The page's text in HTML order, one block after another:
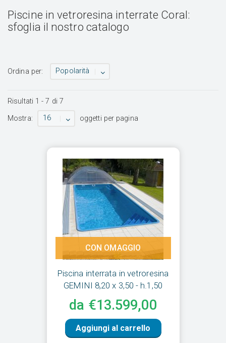
Piscine in vetroresina interrate Coral:
sfoglia il nostro catalogo
Ordina per: Popolarità
Risultati 1 -7 di 7
Mostra:
16 oggetti per pagina
Piscina interrata in vetroresina
GEMINI 8,20 x 3,50 - h.1,50
da €13.599,00
Aggiungi al carrello
CON OMAGGIO